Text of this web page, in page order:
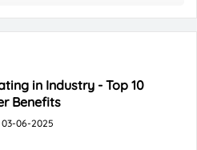
in Industry - Top 10
Benefits
03-06-2025